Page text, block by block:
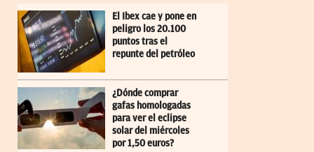
El Ibex cae y pone en
peligro los 20.100
puntos tras el
repunte del petróleo
¿Dónde comprar
gafas homologadas
para ver el eclipse
solar del miércoles
por 1,50 euros?